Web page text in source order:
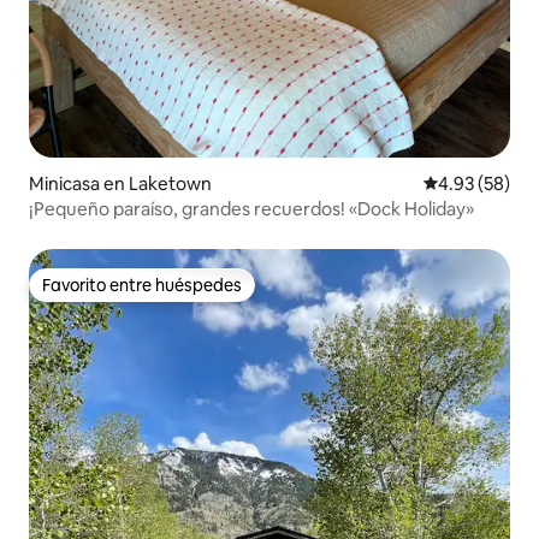
Minicasa en Laketown Calificación
4.93 (58)
¡Pequeño paraíso, grandes recuerdos! «Dock Holiday»
Favorito entre huéspedes
Favorito entre huéspedes